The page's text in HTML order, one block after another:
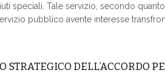
speciali. Tale servizio, secondo
pubblico avente interesse
STRATEGICO DELL’ACCORDO